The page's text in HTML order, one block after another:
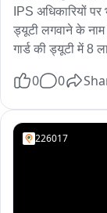
IPS अधिकारियों
ड्यूटी लगवाने के
गार्ड की ड्यूटी में 8
CM योगी से पूरे
0 0
226017